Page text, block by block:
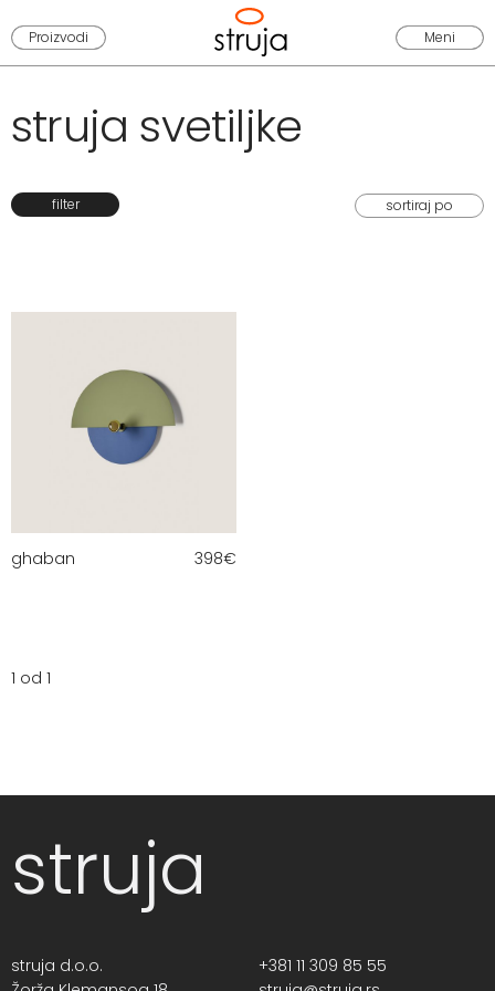
Proizvodi Meni
struja svetiljke
filter
ghaban 398€
1 od 1
struja
struja d.o.o.
+381 11 309 85 55